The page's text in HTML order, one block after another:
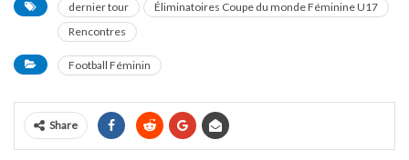
dernier tour
Éliminatoires Coupe du monde Féminine U17
Rencontres
Football Féminin
Share